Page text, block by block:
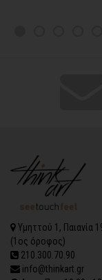
Υμηττού 1, Παιανία
(1ος όροφος)
210.300.70.90
info@thinkart.gr